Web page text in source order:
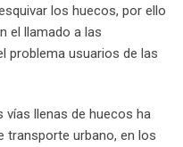
los huecos, por ello
el llamado a las
problema usuarios de las
vías llenas de huecos ha
transporte urbano, en los